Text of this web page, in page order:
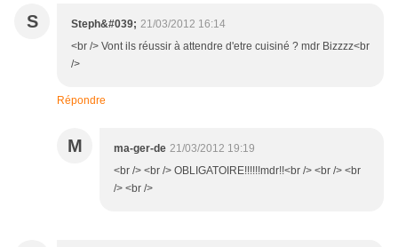
S Steph&#039; 21/03/2012 16:14
<br /> Vont ils réussir à attendre d'etre cuisiné ? mdr Bizzzz<br
/>
Répondre
M ma-ger-de 21/03/2012 19:19
<br /> <br /> OBLIGATOIRE!!!!!!mdr!!<br /> <br /> <br
/> <br />